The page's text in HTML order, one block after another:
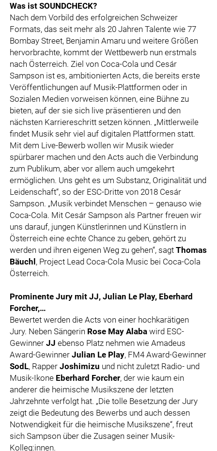
Was ist SOUNDCHECK?
Nach dem Vorbild des erfolgreichen Schweizer
Formats, das seit mehr als 20 Jahren Talente wie 77
Bombay Street, Benjamin Amaru und weitere Größen
hervorbrachte, kommt der Wettbewerb nun erstmals
nach Österreich. Ziel von Coca-Cola und Cesár
Sampson ist es, ambitionierten Acts, die bereits erste
Veröffentlichungen auf Musik-Plattformen oder in
Sozialen Medien vorweisen können, eine Bühne zu
bieten, auf der sie sich live präsentieren und den
nächsten Karriereschritt setzen können. „Mittlerweile
findet Musik sehr viel auf digitalen Plattformen statt.
Mit dem Live-Bewerb wollen wir Musik wieder
spürbarer machen und den Acts auch die Verbindung
zum Publikum, aber vor allem auch umgekehrt
ermöglichen. Uns geht es um Substanz, Originalität und
Leidenschaft“, so der ESC-Dritte von 2018 Cesár
Sampson. „Musik verbindet Menschen – genauso wie
Coca-Cola. Mit Cesár Sampson als Partner freuen wir
uns darauf, jungen Künstlerinnen und Künstlern in
Österreich eine echte Chance zu geben, gehört zu
werden und ihren eigenen Weg zu gehen“, sagt Thomas
Bäuchl, Project Lead Coca-Cola Music bei Coca-Cola
Österreich.
Prominente Jury mit JJ, Julian Le Play, Eberhard
Forcher,…
Bewertet werden die Acts von einer hochkarätigen
Jury. Neben Sängerin Rose May Alaba wird ESC-
Gewinner JJ ebenso Platz nehmen wie Amadeus
Award-Gewinner Julian Le Play, FM4 Award-Gewinner
SodL, Rapper Joshimizu und nicht zuletzt Radio- und
Musik-Ikone Eberhard Forcher, der wie kaum ein
anderer die heimische Musikszene der letzten
Jahrzehnte verfolgt hat. „Die tolle Besetzung der Jury
zeigt die Bedeutung des Bewerbs und auch dessen
Notwendigkeit für die heimische Musikszene“, freut
sich Sampson über die Zusagen seiner Musik-
Kolleg:innen.